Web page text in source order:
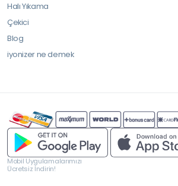
Halı Yıkama
Çekici
Blog
iyonizer ne demek
Mobil Uygulamalarımızı
Ücretsiz İndirin!